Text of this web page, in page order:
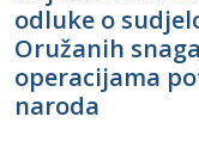
odluke o
Oružanih
operacijama
naroda